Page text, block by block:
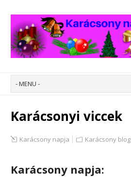
Karácsonyi viccek
Karácsony napja Karácsony blog
Karácsony napja: